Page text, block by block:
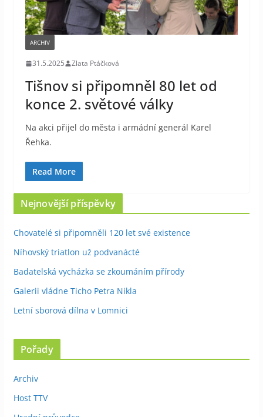
ARCHIV
31.5.2025 Zlata Ptáčková
Tišnov si připomněl 80 let od
konce 2. světové války
Na akci přijel do města i armádní generál Karel
Řehka.
Read More
Nejnovější příspěvky
Chovatelé si připomněli 120 let své existence
Níhovský triatlon už podvanácté
Badatelská vycházka se zkoumáním přírody
Galerii vládne Ticho Petra Nikla
Letní sborová dílna v Lomnici
Pořady
Archiv
Host TTV